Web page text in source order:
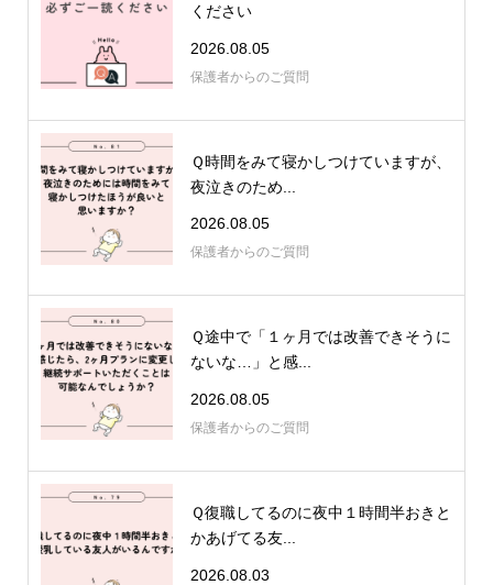
ください
2026.08.05
保護者からのご質問
Ｑ時間をみて寝かしつけていますが、
夜泣きのため...
2026.08.05
保護者からのご質問
Ｑ途中で「１ヶ月では改善できそうに
ないな…」と感...
2026.08.05
保護者からのご質問
Ｑ復職してるのに夜中１時間半おきと
かあげてる友...
2026.08.03